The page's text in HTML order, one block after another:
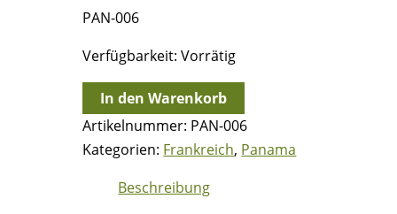
PAN-006
Verfügbarkeit: Vorrätig
21.10.1862
-
Bf.
über
London
In den Warenkorb
Artikelnummer: PAN-006
Kategorien: Frankreich, Panama
Beschreibung